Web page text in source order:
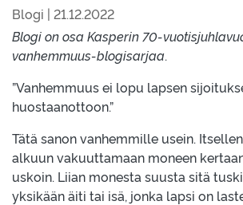
Blogi | 21.12.2022
Blogi on osa Kasperin 70-
vanhemmuus-blogisarjaa.
”Vanhemmuus ei lopu lapsen
huostaanottoon.”
Tätä sanon vanhemmille usein.
alkuun vakuuttamaan moneen
uskoin. Liian monesta suusta sitä
yksikään äiti tai isä, jonka lapsi on